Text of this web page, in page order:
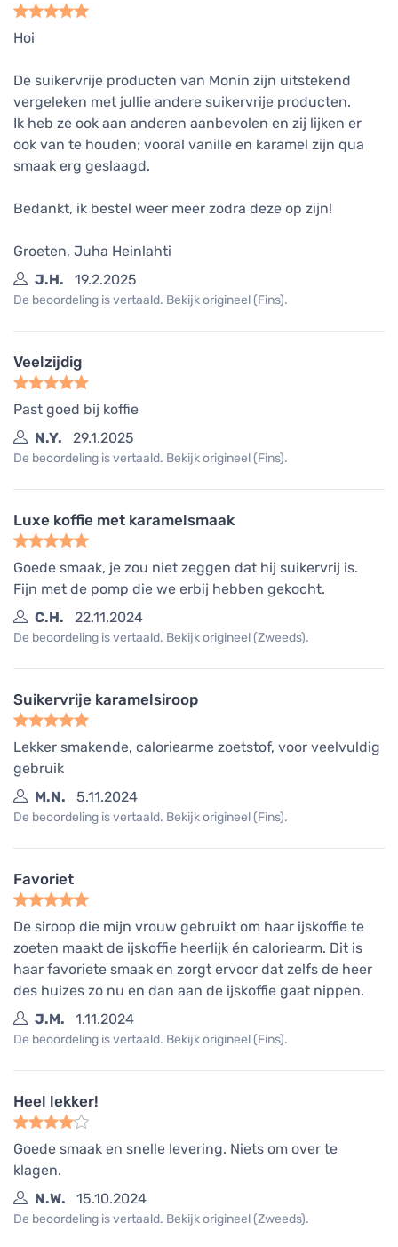
Hoi
De suikervrije producten van Monin zijn uitstekend
vergeleken met jullie andere suikervrije producten.
Ik heb ze ook aan anderen aanbevolen en zij lijken er
ook van te houden; vooral vanille en karamel zijn qua
smaak erg geslaagd.
Bedankt, ik bestel weer meer zodra deze op zijn!
Groeten, Juha Heinlahti
J.H.
19.2.2025
De beoordeling is vertaald. Bekijk origineel (Fins).
Veelzijdig
Past goed bij koffie
N.Y.
29.1.2025
De beoordeling is vertaald. Bekijk origineel (Fins).
Luxe koffie met karamelsmaak
Goede smaak, je zou niet zeggen dat hij suikervrij is.
Fijn met de pomp die we erbij hebben gekocht.
C.H.
22.11.2024
De beoordeling is vertaald. Bekijk origineel (Zweeds).
Suikervrije karamelsiroop
Lekker smakende, caloriearme zoetstof, voor veelvuldig
gebruik
M.N.
5.11.2024
De beoordeling is vertaald. Bekijk origineel (Fins).
Favoriet
De siroop die mijn vrouw gebruikt om haar ijskoffie te
zoeten maakt de ijskoffie heerlijk én caloriearm. Dit is
haar favoriete smaak en zorgt ervoor dat zelfs de heer
des huizes zo nu en dan aan de ijskoffie gaat nippen.
J.M.
1.11.2024
De beoordeling is vertaald. Bekijk origineel (Fins).
Heel lekker!
Goede smaak en snelle levering. Niets om over te
klagen.
N.W.
15.10.2024
De beoordeling is vertaald. Bekijk origineel (Zweeds).